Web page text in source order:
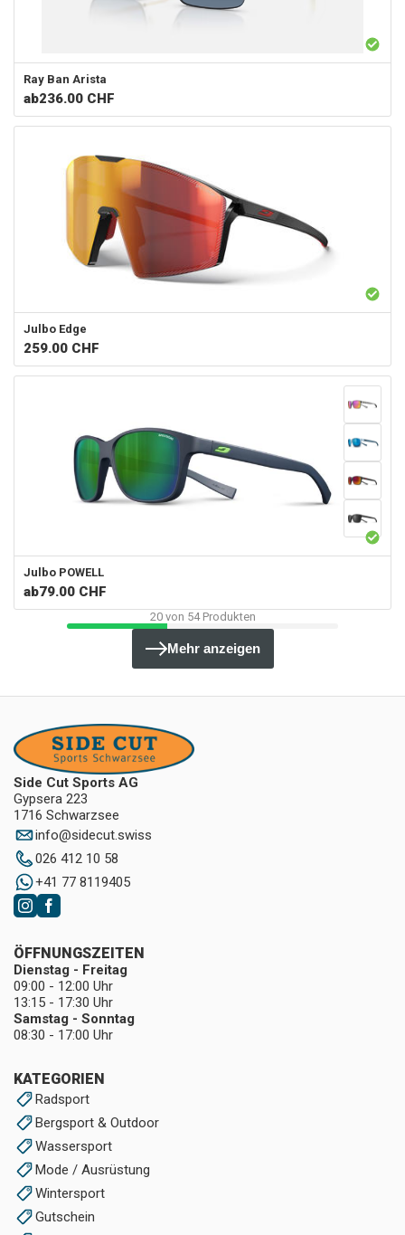
Ray Ban Arista
ab236.00 CHF
Julbo Edge
259.00 CHF
Julbo POWELL
ab79.00 CHF
20von 54Produkten
Mehr anzeigen
Side Cut Sports AG
Gypsera 223
1716 Schwarzsee
info@sidecut.swiss
026 412 10 58
+41 77 8119405
KATEGORIEN
Radsport
Bergsport & Outdoor
Wassersport
Mode / Ausrüstung
Wintersport
Gutschein
ÖFFNUNGSZEITEN
Dienstag - Freitag
09:00 - 12:00 Uhr
13:15 - 17:30 Uhr
Samstag - Sonntag
08:30 - 17:00 Uhr